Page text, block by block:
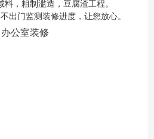
，粗制滥造，豆腐渣工程。
出门监测装修进度，让您放心。